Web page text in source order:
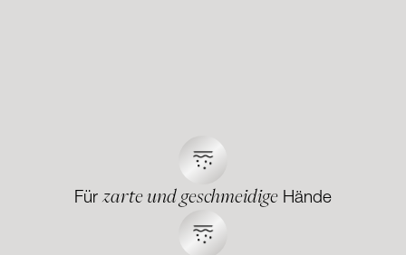
Für zarte und geschmeidige Hände